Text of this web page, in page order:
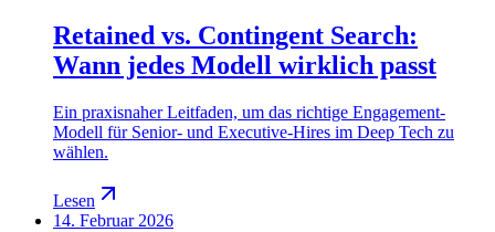
Retained vs. Contingent Search:
Wann jedes Modell wirklich passt
Ein praxisnaher Leitfaden, um das richtige Engagement-
Modell für Senior- und Executive-Hires im Deep Tech zu
wählen.
Lesen
14. Februar 2026